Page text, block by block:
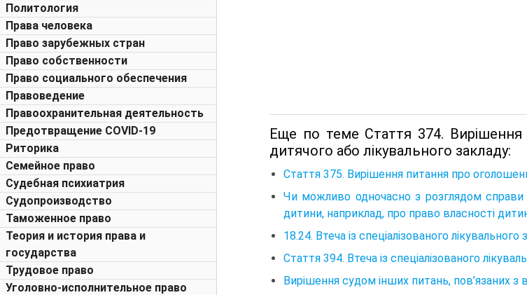
Политология
Права человека
Право зарубежных стран
Право собственности
Право социального обеспечения
Правоведение
Правоохранительная деятельность
Предотвращение COVID-19
Риторика
Семейное право
Судебная психиатрия
Судопроизводство
Таможенное право
Теория и история права и
государства
Трудовое право
Уголовно-исполнительное право
Еще по теме Стаття 374.
дитячого або лікувального закладу:
Стаття 375. Вирішення питання про
Чи можливо одночасно з розглядом
дитини, наприклад, про право власності
18.24. Втеча із спеціалізованого лікувального
Стаття 394. Втеча із спеціалізованого
Вирішення судом інших питань, пов’язаних